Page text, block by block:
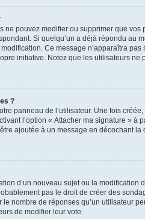
ne pouvez modifier ou supprimer que
Si quelqu’un a déjà répondu au
Ce message n’apparaîtra
initiative. Notez que les utilisateurs
?
panneau de l’utilisateur. Une fois
l’option « Attacher ma signature » à
ajoutée à un message en décochant la
d’un nouveau sujet ou la
pas le droit de créer des
nombre de réponses qu’un utilisateur
de modifier leur vote.